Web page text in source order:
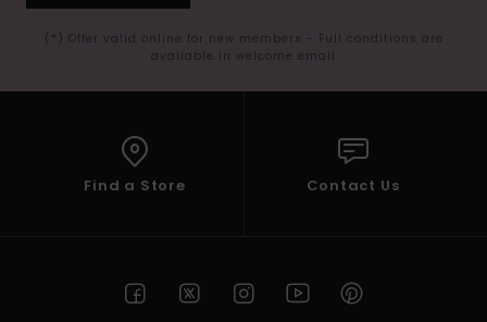
(*) Offer valid online for new members - Full conditions are
available in welcome email
Find a Store Contact Us